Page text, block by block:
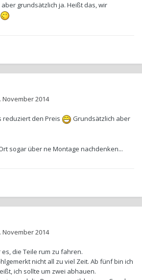
grundsätzlich ja. Heißt das, wir
November 2014
reduziert den Preis
Grundsätzlich aber
sogar über ne Montage nachdenken...
November 2014
die Teile rum zu fahren.
nicht all zu viel Zeit. Ab fünf bin ich
ich sollte um zwei abhauen.